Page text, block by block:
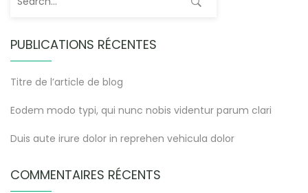
PUBLICATIONS RÉCENTES
Titre de l’article de blog
Eodem modo typi, qui nunc nobis videntur parum clari
Duis aute irure dolor in reprehen vehicula dolor
COMMENTAIRES RÉCENTS